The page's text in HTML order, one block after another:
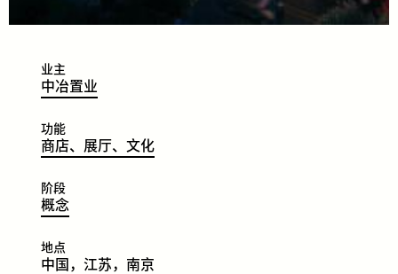
业主
​​​​中冶置业
功能
​​​​商店、 展厅、 文化
阶段
​​​​概念
地点
​​​​中国， 江苏 ， 南京